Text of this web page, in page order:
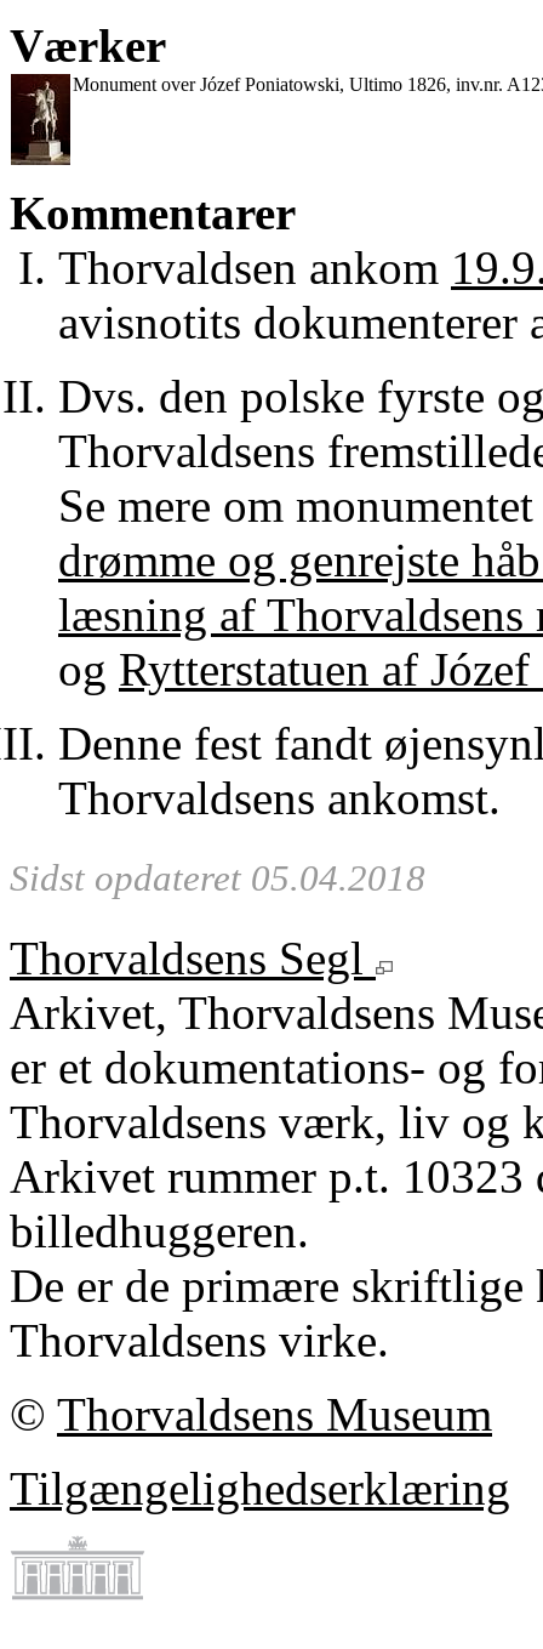
Værker
Monument over Józef Poniatowski, Ultimo 1826, inv.nr.
Kommentarer
Thorvaldsen ankom
avisnotits dokumenterer
Dvs. den polske fyrste
Thorvaldsens
Se mere om
drømme og genrejste
læsning af Thorvaldsens
og Rytterstatuen af
Denne fest fandt
Thorvaldsens ankomst.
Sidst opdateret 05.04.2018
Thorvaldsens Segl
Arkivet, Thorvaldsens
er et dokumentations- og
Thorvaldsens værk, liv og
Arkivet rummer p.t.
billedhuggeren.
De er de primære
Thorvaldsens virke.
© Thorvaldsens Museum
Tilgængelighedserklæring